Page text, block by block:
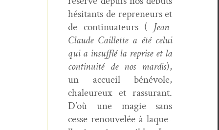
hési­tants de repre­neurs et
de con­tin­u­a­teurs ( Jean-
Claude Cail­lette a été celui
qui a insuf­flé la reprise et la
con­ti­nu­ité de nos mardis),
un accueil bénév­ole,
chaleureux et ras­sur­ant.
D’où une magie sans
cesse renou­velée à laque­